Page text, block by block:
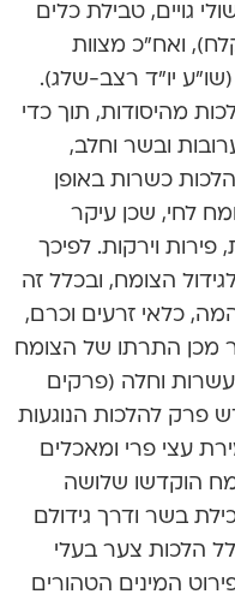
גויים, טבילת כלים
ואח”כ מצוות
(שו”ע יו”ד רצב-שלג).
מהיסודות, תוך כדי
ובשר וחלב,
כשרות באופן
לחי, שכן עיקר
וירקות. לפיכך
הצומח, ובכלל זה
כלאי זרעים וכרם,
מכן התרתו של הצומח
וחלה (פרקים
פרק להלכות הנוגעות
עצי פרי ומאכלים
הוקדשו שלושה
בשר ודרך גידולם
הלכות צער בעלי
המינים הטהורים